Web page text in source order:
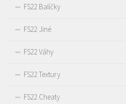
FS22 Balíčky
FS22 Jiné
FS22 Váhy
FS22 Textury
FS22 Cheaty